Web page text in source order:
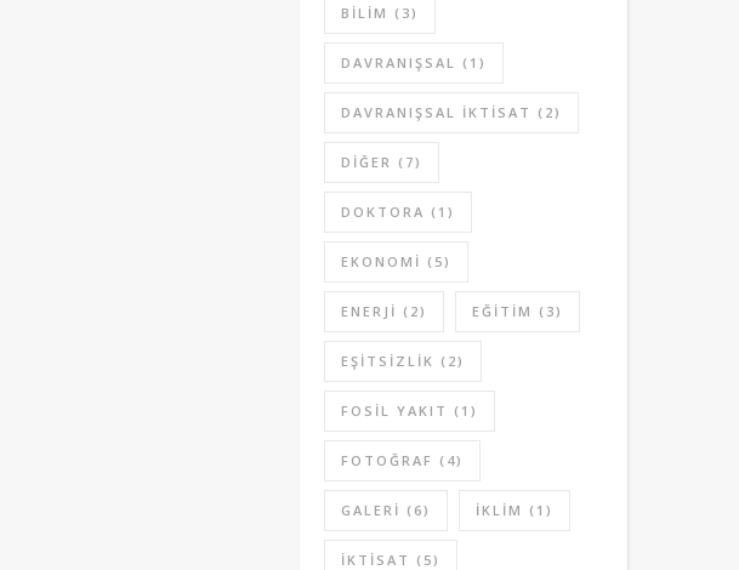
BILIM (3)
DAVRANIŞSAL (1)
DAVRANIŞSAL IKTISAT (2)
DIĞER (7)
DOKTORA (1)
EKONOMI (5)
ENERJI (2) EĞITIM (3)
EŞITSIZLIK (2)
FOSIL YAKIT (1)
FOTOĞRAF (4)
GALERI (6) IKLIM (1)
IKTISAT (5)